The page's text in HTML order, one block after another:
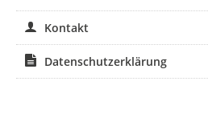
Kontakt
Datenschutzerklärung